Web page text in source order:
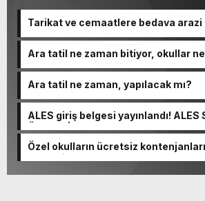
Tarikat ve cemaatlere bedava
Ara tatil ne zaman bitiyor, okullar
Ara tatil ne zaman, yapılacak mı?
ALES giriş belgesi yayınlandı! ALES
ÖSYM AİS’te
Özel okulların ücretsiz
yerleştirme